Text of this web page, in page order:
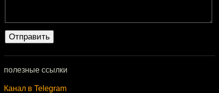
полезные ссылки
Канал в Telegram